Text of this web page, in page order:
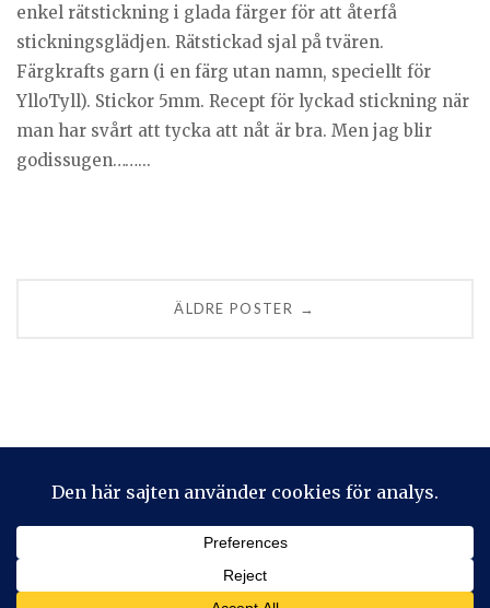
enkel rätstickning i glada färger för att återfå
stickningsglädjen. Rätstickad sjal på tvären.
Färgkrafts garn (i en färg utan namn, speciellt för
YlloTyll). Stickor 5mm. Recept för lyckad stickning när
man har svårt att tycka att nåt är bra. Men jag blir
godissugen……...
ÄLDRE POSTER →
2026 © Stickeralla Theme by
Privacy & Cookies: This site uses cookies. By continuing to use
this website, you agree to their use.
To find out more, including how to control cookies, see here: